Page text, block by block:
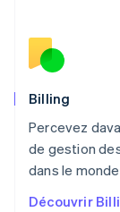
Billing
Percevez
de gestion
dans le
Découvrir
English
Nouvelle-
English
Nederlands
Pologne
English
Português